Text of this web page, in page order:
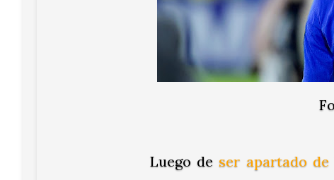
Luego deser apartado